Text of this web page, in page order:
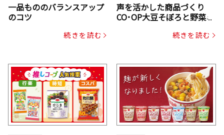
一品もののバランスアップ
のコツ
続きを読む
声を活かした商品づくり
CO･OP大豆そぼろと野菜ミ
じん・コーン入り）続きを読む